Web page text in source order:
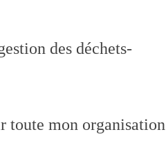
des déchets-
toute mon organisation